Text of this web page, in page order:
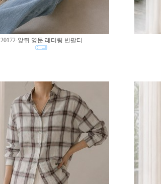
20172-앞뒤 영문 레터링 반팔티